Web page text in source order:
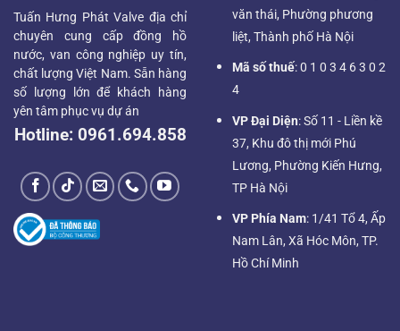
Tuấn Hưng Phát Valve địa chỉ
chuyên cung cấp đồng hồ
nước, van công nghiệp uy tín,
chất lượng Việt Nam. Sẵn hàng
số lượng lớn để khách hàng
yên tâm phục vụ dự án
Hotline: 0961.694.858
văn thái, Phường phương
liệt, Thành phố Hà Nội
Mã số thuế: 0 1 0 3 4 6 3 0 2
4
VP Đại Diện: Số 11 - Liền kề
37, Khu đô thị mới Phú
Lương, Phường Kiến Hưng,
TP Hà Nội
VP Phía Nam: 1/41 Tổ 4, Ấp
Nam Lân, Xã Hóc Môn, TP.
Hồ Chí Minh